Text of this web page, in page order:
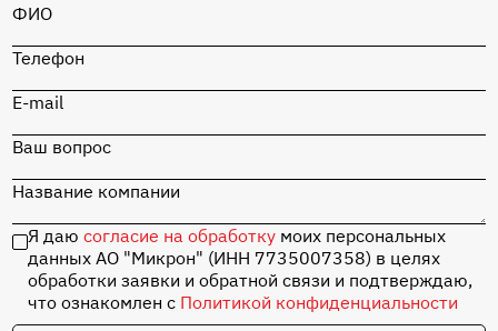
ФИО
Телефон
E-mail
Ваш вопрос
Название компании
Я даюсогласие на обработку моих персональных
данных АО "Микрон" (ИНН 7735007358) в целях
обработки заявки и обратной связи и подтверждаю,
что ознакомлен с Политикой конфиденциальности